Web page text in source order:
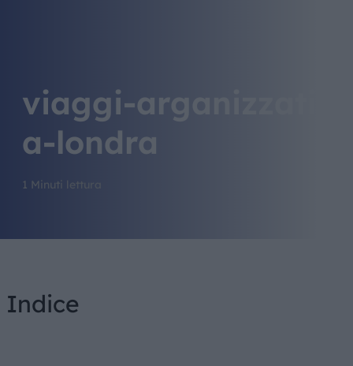
viaggi-arganizzati-
a-londra
1 Minuti lettura
Indice